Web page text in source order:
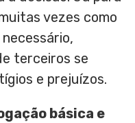
vezes como
necessário,
terceiros se
e prejuízos.
básica e